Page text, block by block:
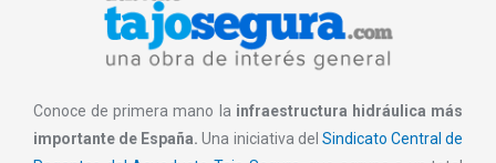
Conoce de primera mano la infraestructura hidráulica más
importante de España.Una iniciativa del Sindicato Central de